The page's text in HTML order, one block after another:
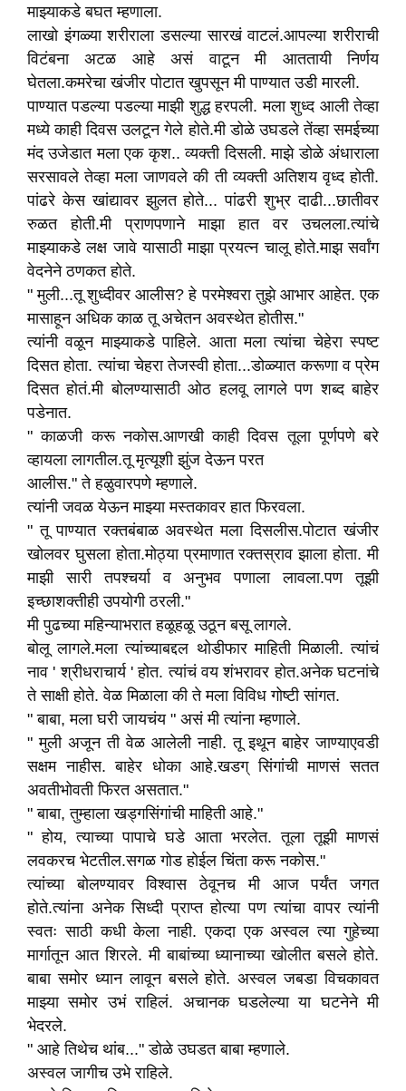
माझ्याकडे बघत म्हणाला.
लाखो इंगळ्या शरीराला डसल्या सारखं वाटलं.आपल्या शरीराची
विटंबना अटळ आहे असं वाटून मी आततायी निर्णय
घेतला.कमरेचा खंजीर पोटात खुपसून मी पाण्यात उडी मारली.
पाण्यात पडल्या पडल्या माझी शुद्ध हरपली. मला शुध्द आली तेव्हा
मध्ये काही दिवस उलटून गेले होते.मी डोळे उघडले तेंव्हा समईच्या
मंद उजेडात मला एक कृश.. व्यक्ती दिसली. माझे डोळे अंधाराला
सरसावले तेव्हा मला जाणवले की ती व्यक्ती अतिशय वृध्द होती.
पांढरे केस खांद्यावर झुलत होते... पांढरी शुभ्र दाढी...छातीवर
रुळत होती.मी प्राणपणाने माझा हात वर उचलला.त्यांचे
माझ्याकडे लक्ष जावे यासाठी माझा प्रयत्न चालू होते.माझ सर्वांग
वेदनेने ठणकत होते.
" मुली...तू शुध्दीवर आलीस? हे परमेश्वरा तुझे आभार आहेत. एक
मासाहून अधिक काळ तू अचेतन अवस्थेत होतीस."
त्यांनी वळून माझ्याकडे पाहिले. आता मला त्यांचा चेहेरा स्पष्ट
दिसत होता. त्यांचा चेहरा तेजस्वी होता...डोळ्यात करूणा व प्रेम
दिसत होतं.मी बोलण्यासाठी ओठ हलवू लागले पण शब्द बाहेर
पडेनात.
" काळजी करू नकोस.आणखी काही दिवस तूला पूर्णपणे बरे
व्हायला लागतील.तू मृत्यूशी झुंज देऊन परत
आलीस." ते हळुवारपणे म्हणाले.
त्यांनी जवळ येऊन माझ्या मस्तकावर हात फिरवला.
" तू पाण्यात रक्तबंबाळ अवस्थेत मला दिसलीस.पोटात खंजीर
खोलवर घुसला होता.मोठ्या प्रमाणात रक्तस्राव झाला होता. मी
माझी सारी तपश्चर्या व अनुभव पणाला लावला.पण तूझी
इच्छाशक्तीही उपयोगी ठरली."
मी पुढच्या महिन्याभरात हळूहळू उठून बसू लागले.
बोलू लागले.मला त्यांच्याबद्दल थोडीफार माहिती मिळाली. त्यांचं
नाव ' श्रीधराचार्य ' होत. त्यांचं वय शंभरावर होत.अनेक घटनांचे
ते साक्षी होते. वेळ मिळाला की ते मला विविध गोष्टी सांगत.
" बाबा, मला घरी जायचंय " असं मी त्यांना म्हणाले.
" मुली अजून ती वेळ आलेली नाही. तू इथून बाहेर जाण्याएवडी
सक्षम नाहीस. बाहेर धोका आहे.खडग् सिंगांची माणसं सतत
अवतीभोवती फिरत असतात."
" बाबा, तुम्हाला खड्गसिंगांची माहिती आहे."
" होय, त्याच्या पापाचे घडे आता भरलेत. तूला तूझी माणसं
लवकरच भेटतील.सगळ गोड होईल चिंता करू नकोस."
त्यांच्या बोलण्यावर विश्वास ठेवूनच मी आज पर्यंत जगत
होते.त्यांना अनेक सिध्दी प्राप्त होत्या पण त्यांचा वापर त्यांनी
स्वतः साठी कधी केला नाही. एकदा एक अस्वल त्या गुहेच्या
मार्गातून आत शिरले. मी बाबांच्या ध्यानाच्या खोलीत बसले होते.
बाबा समोर ध्यान लावून बसले होते. अस्वल जबडा विचकावत
माझ्या समोर उभं राहिलं. अचानक घडलेल्या या घटनेने मी
भेदरले.
" आहे तिथेच थांब..." डोळे उघडत बाबा म्हणाले.
अस्वल जागीच उभे राहिले.